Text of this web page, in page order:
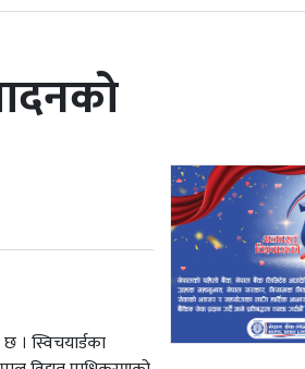
। स्विचयार्डका